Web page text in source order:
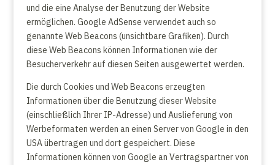
und die eine Analyse der Benutzung der Website
ermöglichen. Google AdSense verwendet auch so
genannte Web Beacons (unsichtbare Grafiken). Durch
diese Web Beacons können Informationen wie der
Besucherverkehr auf diesen Seiten ausgewertet werden.
Die durch Cookies und Web Beacons erzeugten
Informationen über die Benutzung dieser Website
(einschließlich Ihrer IP-Adresse) und Auslieferung von
Werbeformaten werden an einen Server von Google in den
USA übertragen und dort gespeichert. Diese
Informationen können von Google an Vertragspartner von